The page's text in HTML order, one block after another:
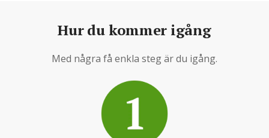
Hur du kommer igång
Med några få enkla steg är du igång.